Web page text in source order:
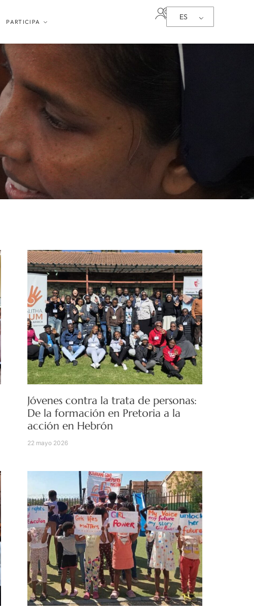
PARTICIPA
ES
Jóvenes contra la trata de personas:
De la formación en Pretoria a la
acción en Hebrón
22 mayo 2026